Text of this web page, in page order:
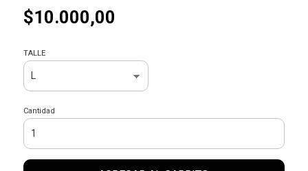
$10.000,00
TALLE
Cantidad